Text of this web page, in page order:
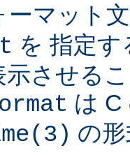
ーマット
を 指定
示させる
は C
の